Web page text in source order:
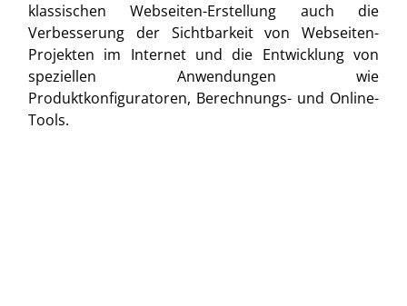
klassischen Webseiten-Erstellung auch die
Verbesserung der Sichtbarkeit von Webseiten-
Projekten im Internet und die Entwicklung von
speziellen Anwendungen wie
Produktkonfiguratoren, Berechnungs- und Online-
Tools.